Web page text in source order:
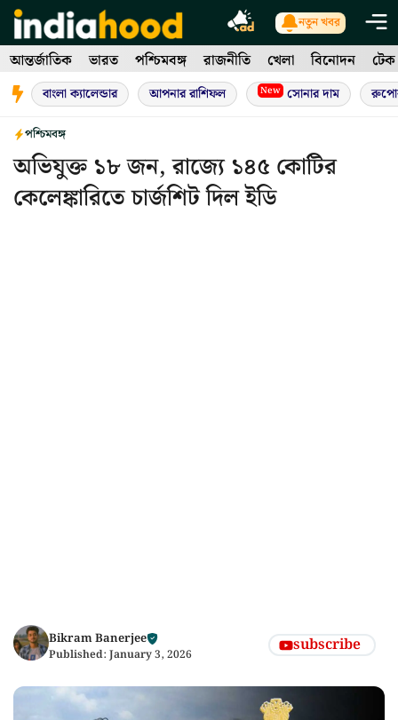
Skip
to
content
নতুন খবর
আন্তর্জাতিক ভারত পশ্চিমবঙ্গ রাজনীতি খেলা বিনোদন টেক
বাংলা ক্যালেন্ডার আপনার রাশিফল New সোনার দাম
পশ্চিমবঙ্গ
অভিযুক্ত ১৮ জন, রাজ্যে ১৪৫ কোটির
কেলেঙ্কারিতে চার্জশিট দিল ইডি
Bikram Banerjee
Published: January 3, 2026 subscribe